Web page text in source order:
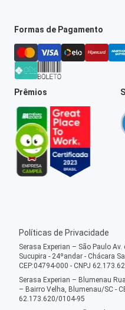
Formas de Pagamento
Prêmios
Políticas de Privacidade
Serasa Experian – São Paulo
Sucupira - 24ºandar - Chácara
CEP:04794-000 - CNPJ
Serasa Experian – Blumenau
– Bairro Velha, Blumenau/SC -
62.173.620/0104-95